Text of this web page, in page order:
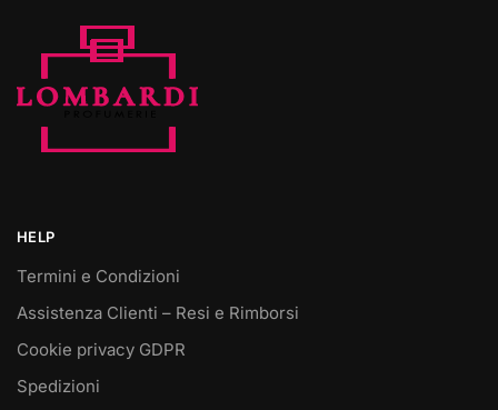
HELP
Termini e Condizioni
Assistenza Clienti – Resi e Rimborsi
Cookie privacy GDPR
Spedizioni